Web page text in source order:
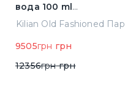
вода 100 ml
(3700550240723)
9505грн грн
12356грнгрн